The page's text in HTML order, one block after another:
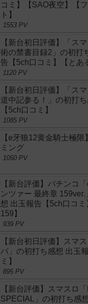
コミ】【SAO夜空】【
ト】
1553 PV
【新台初日評価】「ス
術の禁書目録2」の初打
告【5ch口コミ】【とあ
1120 PV
【新台初日評価】「ス
道中記参る！」の初打
【5ch口コミ】
1085 PV
【e牙狼12黄金騎士極限
ミング
1050 PV
【新台評価】パチンコ
ンツァー 最終章 159ver.
想 出玉報告【5ch口コ
159】
939 PV
【新台初日評価】スマ
バ」の初打ち感想 出玉
ミ】
895 PV
【新台評価】スマスロ
SPECIAL」の初打ち感